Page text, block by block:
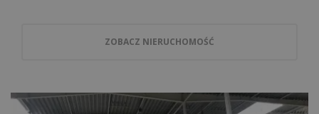
ZOBACZ NIERUCHOMOŚĆ